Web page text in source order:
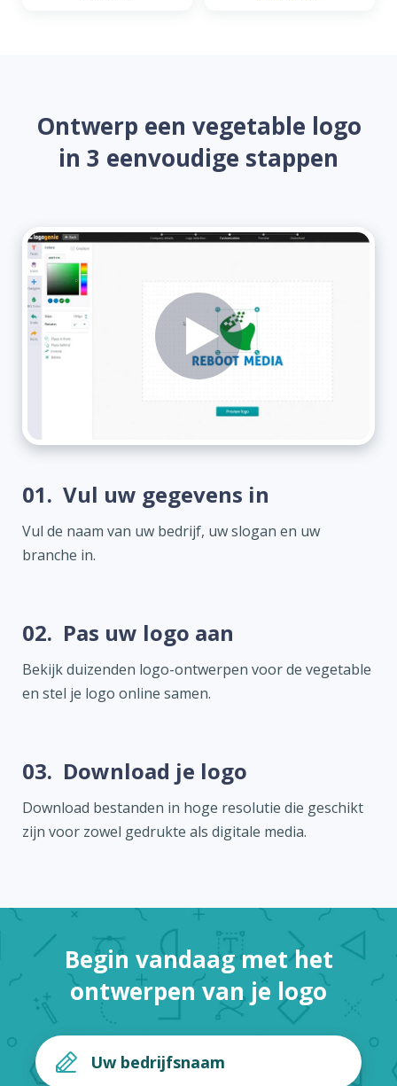
Ontwerp een vegetable logo
in 3 eenvoudige stappen
01. Vul uw gegevens in
Vul de naam van uw bedrijf, uw slogan en uw
branche in.
02. Pas uw logo aan
Bekijk duizenden logo-ontwerpen voor de vegetable
en stel je logo online samen.
03. Download je logo
Download bestanden in hoge resolutie die geschikt
zijn voor zowel gedrukte als digitale media.
Begin vandaag met het
ontwerpen van je logo